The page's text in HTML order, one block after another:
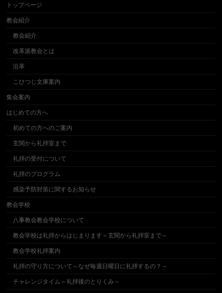
トップページ
教会紹介
教会紹介
改革派教会とは
沿革
こひつじ文庫案内
集会案内
はじめての方へ
初めての方へのご案内
玄関から礼拝室まで
礼拝の受付について
礼拝のプログラム
感染予防対策に関するお知らせ
教会学校
八事教会教会学校について
教会学校は礼拝からはじまります～玄関から礼拝室まで～
教会学校礼拝案内
礼拝の守り方について～なぜ毎週日曜日に礼拝するの？～
チャレンジタイム～礼拝後のとりくみ～